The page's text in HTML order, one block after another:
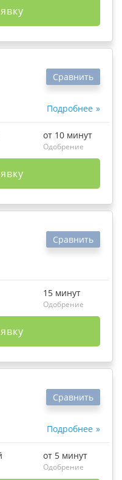
Подробнее
Сравнить
от 10 минут
Одобрение
Сравнить
15 минут
Одобрение
Подробнее
Сравнить
от 5 минут
Одобрение